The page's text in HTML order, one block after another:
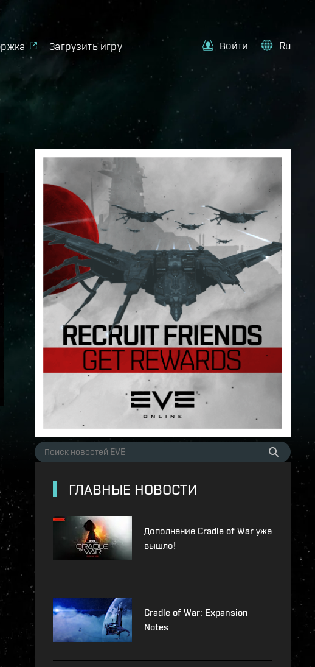
Загрузить игру Войти Ru
ГЛАВНЫЕ НОВОСТИ
Дополнение Cradle of War уже
вышло!
Cradle of War: Expansion
Notes